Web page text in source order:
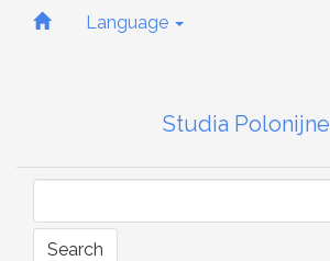
Quick
Main
Sidebar
Language
Studia Polonijne
Search